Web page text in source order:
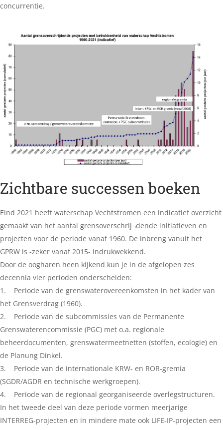
concurrentie.
Zichtbare successen boeken
Eind 2021 heeft waterschap Vechtstromen een indicatief overzicht
gemaakt van het aantal grensoverschrij¬dende initiatieven en
projecten voor de periode vanaf 1960. De inbreng vanuit het
GPRW is -zeker vanaf 2015- indrukwekkend.
Door de oogharen heen kijkend kun je in de afgelopen zes
decennia vier perioden onderscheiden:
1. Periode van de grenswaterovereenkomsten in het kader van
het Grensverdrag (1960).
2. Periode van de subcommissies van de Permanente
Grenswaterencommissie (PGC) met o.a. regionale
beheerdocumenten, grenswatermeetnetten (stoffen, ecologie) en
de Planung Dinkel.
3. Periode van de internationale KRW- en ROR-gremia
(SGDR/AGDR en technische werkgroepen).
4. Periode van de regionaal georganiseerde overlegstructuren.
In het tweede deel van deze periode vormen meerjarige
INTERREG-projecten en in mindere mate ook LIFE-IP-projecten een